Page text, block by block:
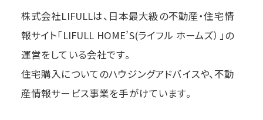
株式会社LIFULLは、日本最大級の不動産・住宅情
報サイト「LIFULL HOME’S(ライフル ホームズ）」の
運営をしている会社です。
住宅購入についてのハウジングアドバイスや、不動
産情報サービス事業を手がけています。